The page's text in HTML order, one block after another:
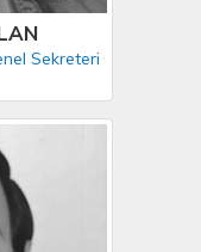
Sekreteri